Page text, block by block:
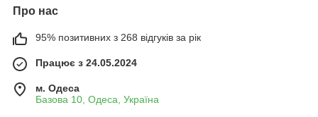
Про нас
95% позитивних з 268 відгуків за рік
Працює з 24.05.2024
м. Одеса
Базова 10, Одеса, Україна